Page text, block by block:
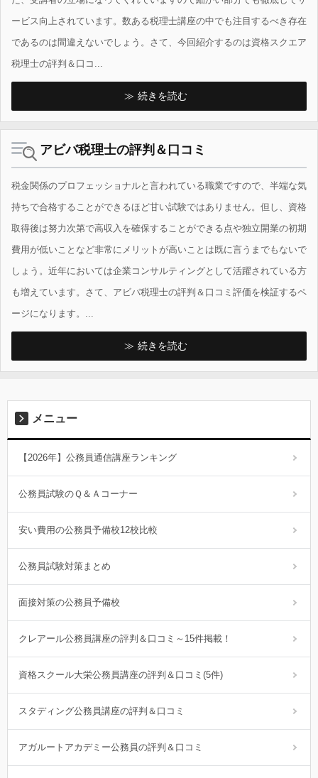
ービス向上されています。数ある税理士講座の中でも注目するべき存在
であるのは間違えないでしょう。さて、今回紹介するのは資格スクエア
税理士の評判＆口コ...
続きを読む
アビバ税理士の評判＆口コミ
税金関係のプロフェッショナルと言われている職業ですので、半端な気
持ちで合格することができるほど甘い試験ではありません。但し、資格
取得後は努力次第で高収入を確保することができる点や独立開業の初期
費用が低いことなど非常にメリットが高いことは既に言うまでもないで
しょう。近年においては企業コンサルティングとして活躍されている方
も増えています。さて、アビバ税理士の評判＆口コミ評価を検証するペ
ージになります。...
続きを読む
メニュー
【2026年】公務員通信講座ランキング
公務員試験のＱ＆Ａコーナー
安い費用の公務員予備校12校比較
公務員試験対策まとめ
面接対策の公務員予備校
クレアール公務員講座の評判＆口コミ～15件掲載！
資格スクール大栄公務員講座の評判＆口コミ(5件)
スタディング公務員講座の評判＆口コミ
アガルートアカデミー公務員の評判＆口コミ